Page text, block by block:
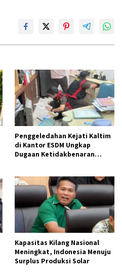
Penggeledahan Kejati Kaltim
di Kantor ESDM Ungkap
Dugaan Ketidakbenaran
Kapasitas Kilang Nasional
Meningkat, Indonesia Menuju
Surplus Produksi Solar